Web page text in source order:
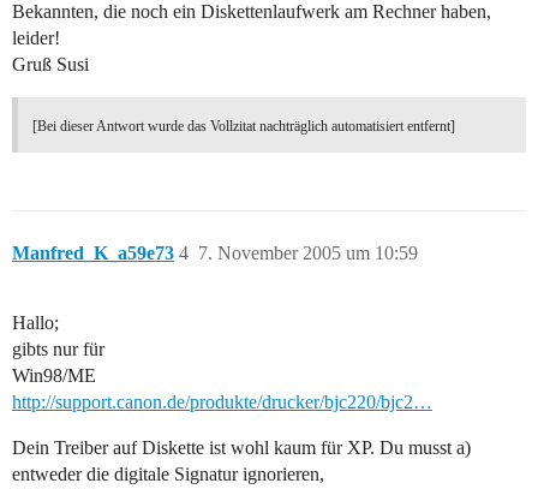
Bekannten, die noch ein Diskettenlaufwerk am Rechner haben,
leider!
Gruß Susi
[Bei dieser Antwort wurde das Vollzitat nachträglich automatisiert entfernt]
Manfred_K_a59e73 7. November 2005 um 10:59
4
Hallo;
gibts nur für
Win98/ME
http://support.canon.de/produkte/drucker/bjc220/bjc2…
Dein Treiber auf Diskette ist wohl kaum für XP. Du musst a)
entweder die digitale Signatur ignorieren,